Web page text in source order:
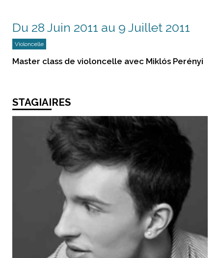
Du 28 Juin 2011 au 9 Juillet 2011
Violoncelle
Master class de violoncelle avec Miklós Perényi
STAGIAIRES